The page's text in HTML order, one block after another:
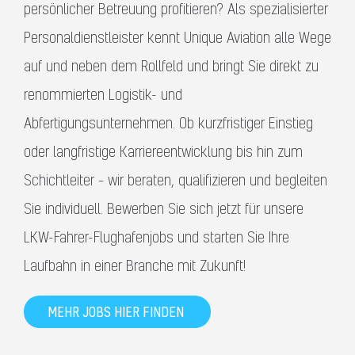
persönlicher Betreuung profitieren? Als spezialisierter
Personaldienstleister kennt Unique Aviation alle Wege
auf und neben dem Rollfeld und bringt Sie direkt zu
renommierten Logistik- und
Abfertigungsunternehmen. Ob kurzfristiger Einstieg
oder langfristige Karriereentwicklung bis hin zum
Schichtleiter – wir beraten, qualifizieren und begleiten
Sie individuell. Bewerben Sie sich jetzt für unsere
LKW-Fahrer-Flughafenjobs und starten Sie Ihre
Laufbahn in einer Branche mit Zukunft!
MEHR JOBS HIER FINDEN